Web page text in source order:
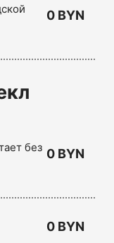
0 BYN
без 0 BYN
0 BYN